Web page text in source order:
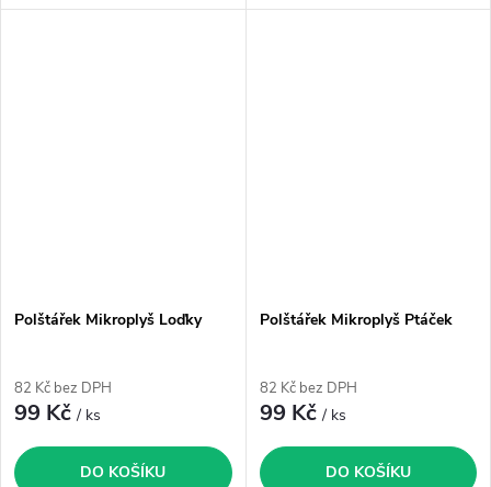
Polštářek Mikroplyš Loďky
82 Kč bez DPH
99 Kč/ ks
DO KOŠÍKU
Polštářek Mikroplyš Ptáček
82 Kč bez DPH
99 Kč/ ks
DO KOŠÍKU